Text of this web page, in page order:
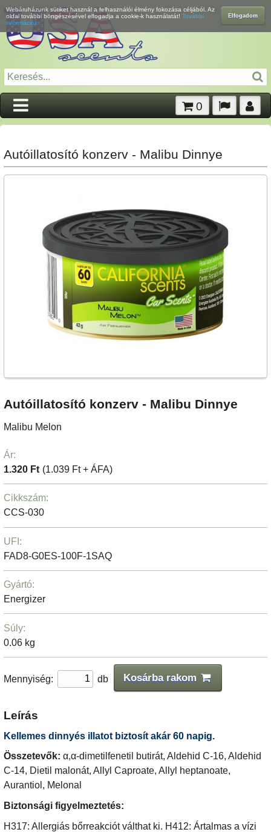
Elfogadom
Webáruházunk sütiket használ a felhasználói élmény fokozása céljából. Az
oldal további böngészésével elfogadja a cookie-k használatát! További
információk...
0
Autóillatosító konzerv - Malibu Dinnye
Autóillatosító konzerv - Malibu Dinnye
Malibu Melon
Ár:
1.320 Ft (1.039 Ft + ÁFA)
Cikkszám:
CCS-030
UFI:
FAD8-G0ES-100F-1SAQ
Gyártó:
Energizer
Súly:
0.06 kg
Mennyiség: db Kosárba rakom
Leírás
Kellemes dinnyés illatot biztosít akár 60 napig.
Összetevők:α,α-dimetilfenetil butirát, Aldehid C-16, Aldehid
C-14, Dietil malonát, Allyl Caproate, Allyl heptanoate,
Aurantiol, Melonal
Biztonsági figyelmeztetés:
H317: Allergiás bőrreakciót válthat ki. H412: Ártalmas a vízi